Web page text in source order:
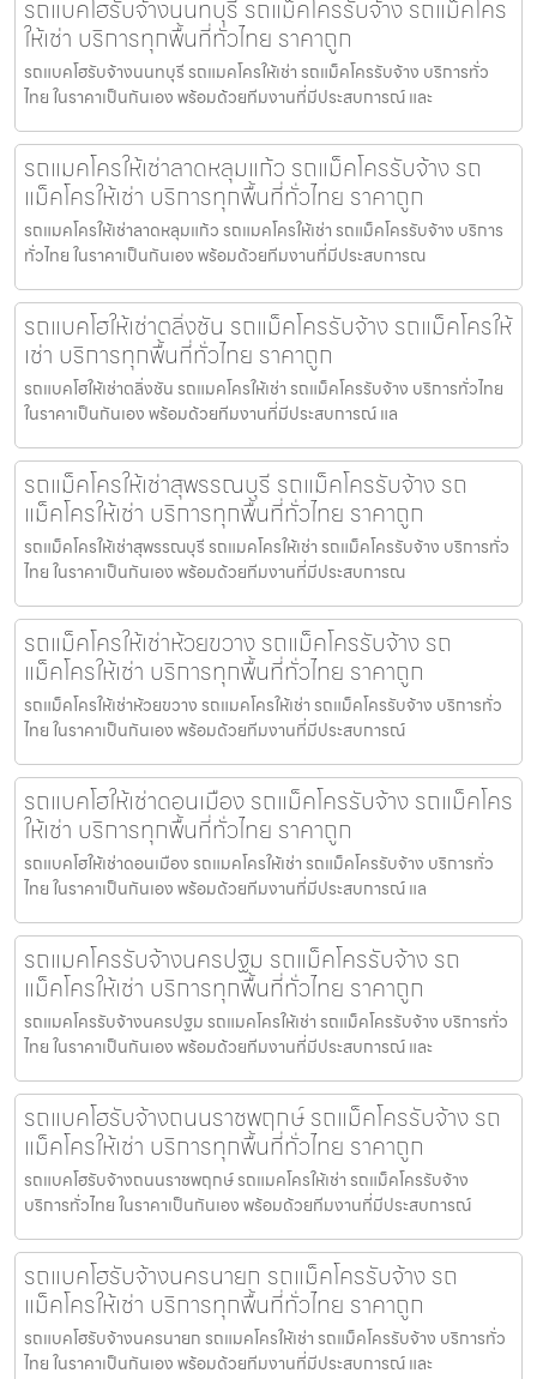
รถแบคโฮรับจ้างนนทบุรี รถแม็คโครรับจ้าง รถแม็คโคร
ให้เช่า บริการทุกพื้นที่ทั่วไทย ราคาถูก
รถแบคโฮรับจ้างนนทบุรี รถแมคโครให้เช่า รถแม็คโครรับจ้าง บริการทั่ว
ไทย ในราคาเป็นกันเอง พร้อมด้วยทีมงานที่มีประสบการณ์ และ
รถแมคโครให้เช่าลาดหลุมแก้ว รถแม็คโครรับจ้าง รถ
แม็คโครให้เช่า บริการทุกพื้นที่ทั่วไทย ราคาถูก
รถแมคโครให้เช่าลาดหลุมแก้ว รถแมคโครให้เช่า รถแม็คโครรับจ้าง บริการ
ทั่วไทย ในราคาเป็นกันเอง พร้อมด้วยทีมงานที่มีประสบการณ
รถแบคโฮให้เช่าตลิ่งชัน รถแม็คโครรับจ้าง รถแม็คโครให้
เช่า บริการทุกพื้นที่ทั่วไทย ราคาถูก
รถแบคโฮให้เช่าตลิ่งชัน รถแมคโครให้เช่า รถแม็คโครรับจ้าง บริการทั่วไทย
ในราคาเป็นกันเอง พร้อมด้วยทีมงานที่มีประสบการณ์ แล
รถแม็คโครให้เช่าสุพรรณบุรี รถแม็คโครรับจ้าง รถ
แม็คโครให้เช่า บริการทุกพื้นที่ทั่วไทย ราคาถูก
รถแม็คโครให้เช่าสุพรรณบุรี รถแมคโครให้เช่า รถแม็คโครรับจ้าง บริการทั่ว
ไทย ในราคาเป็นกันเอง พร้อมด้วยทีมงานที่มีประสบการณ
รถแม็คโครให้เช่าห้วยขวาง รถแม็คโครรับจ้าง รถ
แม็คโครให้เช่า บริการทุกพื้นที่ทั่วไทย ราคาถูก
รถแม็คโครให้เช่าห้วยขวาง รถแมคโครให้เช่า รถแม็คโครรับจ้าง บริการทั่ว
ไทย ในราคาเป็นกันเอง พร้อมด้วยทีมงานที่มีประสบการณ์
รถแบคโฮให้เช่าดอนเมือง รถแม็คโครรับจ้าง รถแม็คโคร
ให้เช่า บริการทุกพื้นที่ทั่วไทย ราคาถูก
รถแบคโฮให้เช่าดอนเมือง รถแมคโครให้เช่า รถแม็คโครรับจ้าง บริการทั่ว
ไทย ในราคาเป็นกันเอง พร้อมด้วยทีมงานที่มีประสบการณ์ แล
รถแมคโครรับจ้างนครปฐม รถแม็คโครรับจ้าง รถ
แม็คโครให้เช่า บริการทุกพื้นที่ทั่วไทย ราคาถูก
รถแมคโครรับจ้างนครปฐม รถแมคโครให้เช่า รถแม็คโครรับจ้าง บริการทั่ว
ไทย ในราคาเป็นกันเอง พร้อมด้วยทีมงานที่มีประสบการณ์ และ
รถแบคโฮรับจ้างถนนราชพฤกษ์ รถแม็คโครรับจ้าง รถ
แม็คโครให้เช่า บริการทุกพื้นที่ทั่วไทย ราคาถูก
รถแบคโฮรับจ้างถนนราชพฤกษ์ รถแมคโครให้เช่า รถแม็คโครรับจ้าง
บริการทั่วไทย ในราคาเป็นกันเอง พร้อมด้วยทีมงานที่มีประสบการณ์
รถแบคโฮรับจ้างนครนายก รถแม็คโครรับจ้าง รถ
แม็คโครให้เช่า บริการทุกพื้นที่ทั่วไทย ราคาถูก
รถแบคโฮรับจ้างนครนายก รถแมคโครให้เช่า รถแม็คโครรับจ้าง บริการทั่ว
ไทย ในราคาเป็นกันเอง พร้อมด้วยทีมงานที่มีประสบการณ์ และ